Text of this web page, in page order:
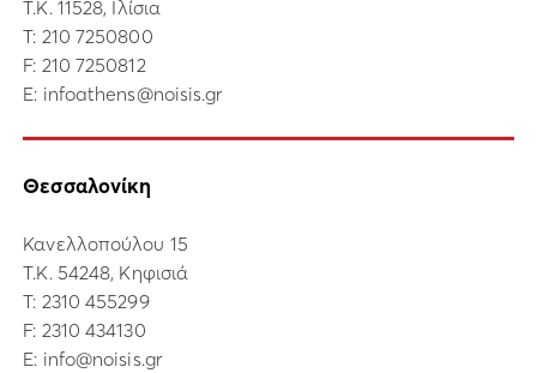
Τ.Κ. 11528, Ιλίσια
Τ: 210 7250800
F: 210 7250812
E: infoathens@noisis.gr
Θεσσαλονίκη
Κανελλοπούλου 15
Τ.Κ. 54248, Κηφισιά
Τ: 2310 455299
F: 2310 434130
E: info@noisis.gr